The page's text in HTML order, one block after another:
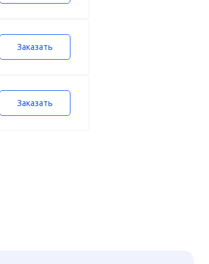
Заказать
Заказать